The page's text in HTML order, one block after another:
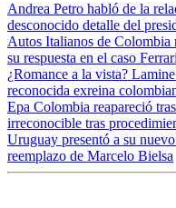
Andrea Petro habló de la
desconocido detalle del
Autos Italianos de Colombia
su respuesta en el caso
¿Romance a la vista?
reconocida exreina
Epa Colombia reapareció
irreconocible tras
Uruguay presentó a su
reemplazo de Marcelo Bielsa